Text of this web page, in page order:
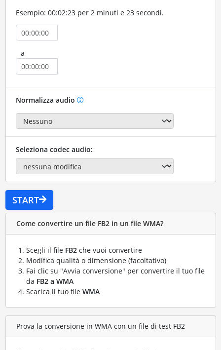
Esempio: 00:02:23 per 2 minuti e 23 secondi.
a
Normalizza audio
Seleziona codec audio:
START
Come convertire un file FB2 in un file WMA?
Scegli il file FB2che vuoi convertire
Modifica qualità o dimensione (facoltativo)
Fai clic su "Avvia conversione" per convertire il tuo file
da FB2 a WMA
Scarica il tuo file WMA
Prova la conversione in WMA con un file di test FB2